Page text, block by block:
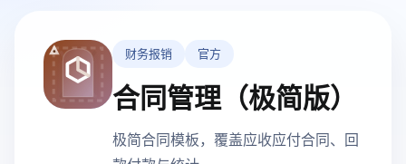
财务报销 官方
合同管理（极简版）
极简合同模板，覆盖应收应付合同、回